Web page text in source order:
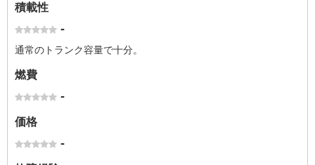
積載性
-
通常のトランク容量で十分。
燃費
-
価格
-